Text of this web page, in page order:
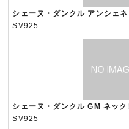
シェーヌ・ダンクル アンシェ
SV925
シェーヌ・ダンクル GM ネック
SV925